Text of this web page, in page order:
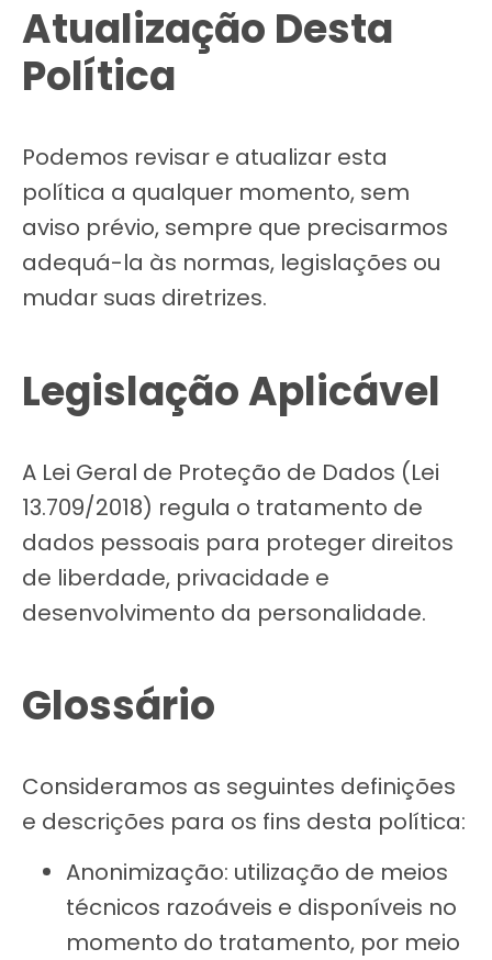
Atualização Desta
Política
Podemos revisar e atualizar esta
política a qualquer momento, sem
aviso prévio, sempre que precisarmos
adequá-la às normas, legislações ou
mudar suas diretrizes.
Legislação Aplicável
A Lei Geral de Proteção de Dados (Lei
13.709/2018) regula o tratamento de
dados pessoais para proteger direitos
de liberdade, privacidade e
desenvolvimento da personalidade.
Glossário
Consideramos as seguintes definições
e descrições para os fins desta política:
Anonimização: utilização de meios
técnicos razoáveis e disponíveis no
momento do tratamento, por meio